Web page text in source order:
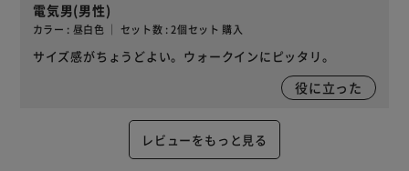
電気男(男性)
カラー : 昼白色 ｜ セット数 : 2個セット 購入
サイズ感がちょうどよい。ウォークインにピッタリ。
役に立った
レビューをもっと見る